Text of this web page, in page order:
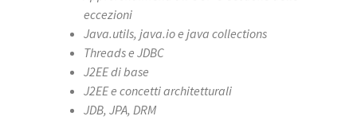
eccezioni
Java.utils, java.io e java collections
Threads e JDBC
J2EE di base
J2EE e concetti architetturali
JDB, JPA, DRM